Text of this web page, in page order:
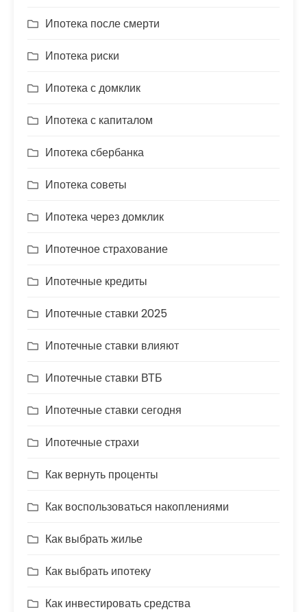
Ипотека после смерти
Ипотека риски
Ипотека с домклик
Ипотека с капиталом
Ипотека сбербанка
Ипотека советы
Ипотека через домклик
Ипотечное страхование
Ипотечные кредиты
Ипотечные ставки 2025
Ипотечные ставки влияют
Ипотечные ставки ВТБ
Ипотечные ставки сегодня
Ипотечные страхи
Как вернуть проценты
Как воспользоваться накоплениями
Как выбрать жилье
Как выбрать ипотеку
Как инвестировать средства